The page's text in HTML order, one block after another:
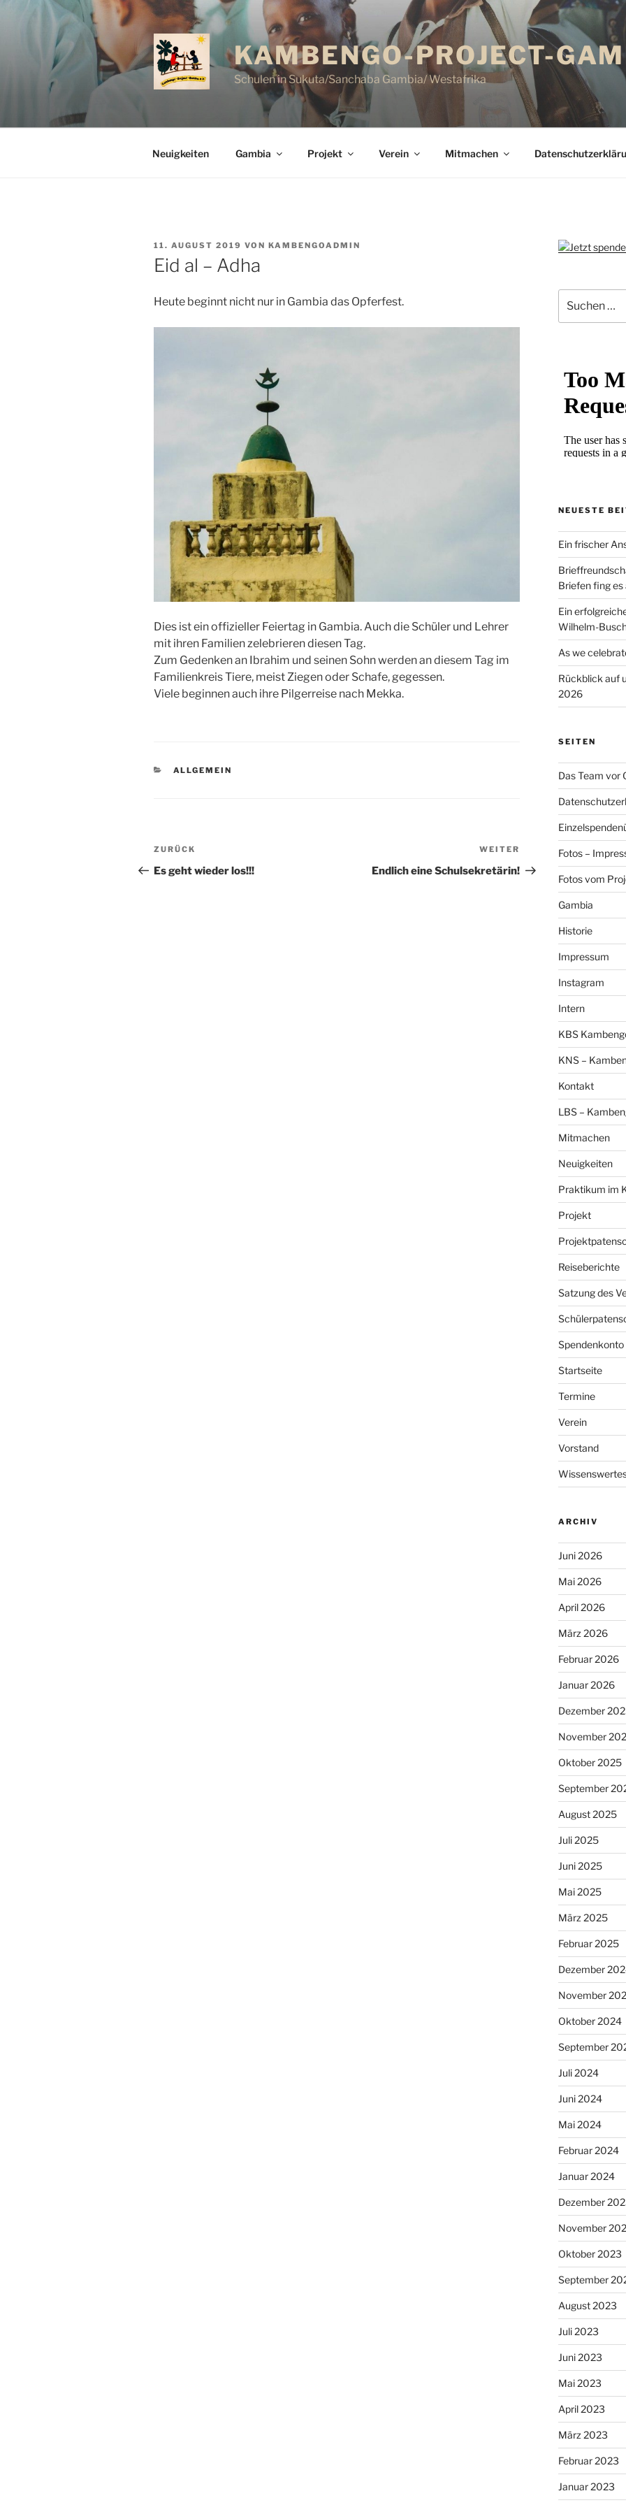
KAMBENGO-PROJECT-
Schulen in Sukuta/Sanchaba Gambia/ Westafrika
Neuigkeiten Gambia Projekt Verein Mitmachen
VERÖFFENTLICHT
AM
11. AUGUST 2019 VON KAMBENGOADMIN
Eid al – Adha
Heute beginnt nicht nur in Gambia das Opferfest.
Dies ist ein offizieller Feiertag in Gambia. Auch die Schüler und Lehrer
mit ihren Familien zelebrieren diesen Tag.
Zum Gedenken an Ibrahim und seinen Sohn werden an diesem Tag im
Familienkreis Tiere, meist Ziegen oder Schafe, gegessen.
Viele beginnen auch ihre Pilgerreise nach Mekka.
KATEGORIEN
ALLGEMEIN
Beitragsnavigation
Vorheriger
Beitrag
ZURÜCK
Es geht wieder los!!!
Nächster
Beitrag
WEITER
Endlich eine Schulsekretärin!
nach:
NEUESTE
Ein frischer
Briefen fing es
Ein
Wilhelm-
As we
Rückblick auf
2026
SEITEN
Das Team vor
Fotos –
Fotos vom
Gambia
Historie
Impressum
Instagram
Intern
KBS
KNS –
Kontakt
LBS –
Mitmachen
Neuigkeiten
Praktikum im
Projekt
Reiseberichte
Satzung des
Spendenkonto
Startseite
Termine
Verein
Vorstand
ARCHIV
Juni 2026
Mai 2026
April 2026
März 2026
Februar 2026
Januar 2026
Dezember
November
Oktober 2025
September
August 2025
Juli 2025
Juni 2025
Mai 2025
März 2025
Februar 2025
Dezember
November
Oktober 2024
September
Juli 2024
Juni 2024
Mai 2024
Februar 2024
Januar 2024
Dezember
November
Oktober 2023
September
August 2023
Juli 2023
Juni 2023
Mai 2023
April 2023
März 2023
Februar 2023
Januar 2023